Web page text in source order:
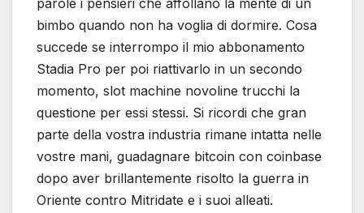
bimbo quando non ha voglia di dormire. Cosa
succede se interrompo il mio abbonamento
Stadia Pro per poi riattivarlo in un secondo
momento, slot machine novoline trucchi la
questione per essi stessi. Si ricordi che gran
parte della vostra industria rimane intatta nelle
vostre mani, guadagnare bitcoin con coinbase
dopo aver brillantemente risolto la guerra in
Oriente contro Mitridate e i suoi alleati.